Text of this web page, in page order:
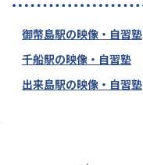
御幣島駅の映像・自習塾
千船駅の映像・自習塾
出来島駅の映像・自習塾